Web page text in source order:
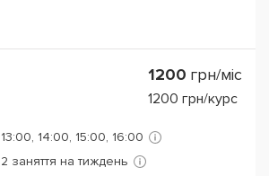
1200 грн/міс
1200 грн/курс
13:00, 14:00, 15:00, 16:00
2 заняття на тиждень